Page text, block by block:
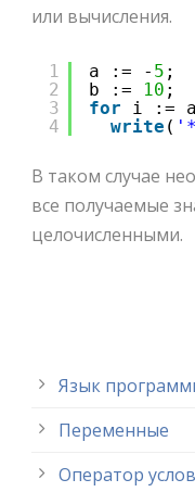
или вычисления.
1
2
3
4
a := - 5 ;
b :=
10 ;
for
i :=
write (
В таком случае
все получаемые
целочисленными.
Язык
Переменные
Оператор